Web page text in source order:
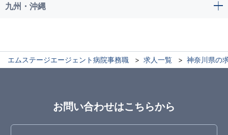
九州・沖縄
エムステージエージェント病院事務職 求人一覧 神奈川県の
お問い合わせはこちらから